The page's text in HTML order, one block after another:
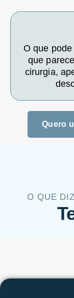
O que
que
cirurgia,
Quero
O QUE